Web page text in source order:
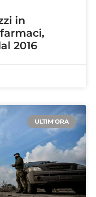
in
2016
ULTIM'ORA